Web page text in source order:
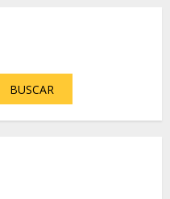
BUSCAR